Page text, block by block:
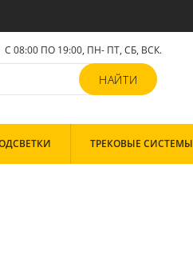
С 08:00 ПО 19:00, ПН- ПТ,СБ, ВСК.
ТРЕКОВЫЕ СИСТЕМЫ